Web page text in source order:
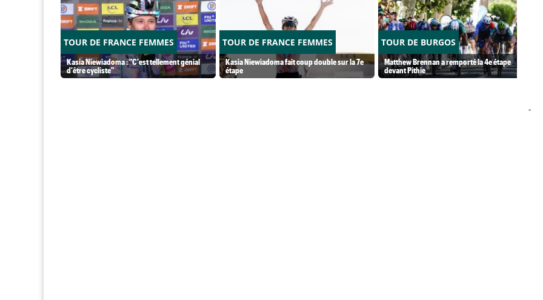
TOUR DE FRANCE FEMMES
Kasia Niewiadoma : "C'est tellement génial
d'être cycliste"
TOUR DE FRANCE FEMMES
Kasia Niewiadoma fait coup double sur la 7e
étape
TOUR DE BURGOS
Matthew Brennan a remporté la 4e étape
devant Pithie
-